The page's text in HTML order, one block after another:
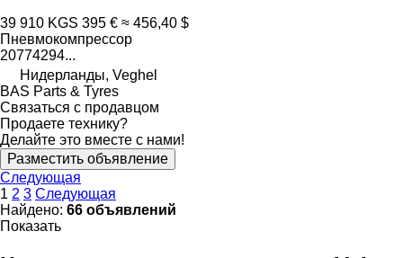
39 910 KGS 395 € ≈ 456,40 $
Пневмокомпрессор
20774294...
Нидерланды, Veghel
BAS Parts & Tyres
Связаться с продавцом
Продаете технику?
Делайте это вместе с нами!
Разместить объявление
Следующая
1 2 3 Следующая
Найдено: 66 объявлений
Показать